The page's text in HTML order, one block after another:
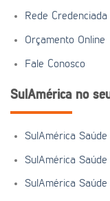
Rede Credenciada
Orçamento Online
Fale Conosco
SulAmérica no
SulAmérica Saúde
SulAmérica Saúde
SulAmérica Saúde